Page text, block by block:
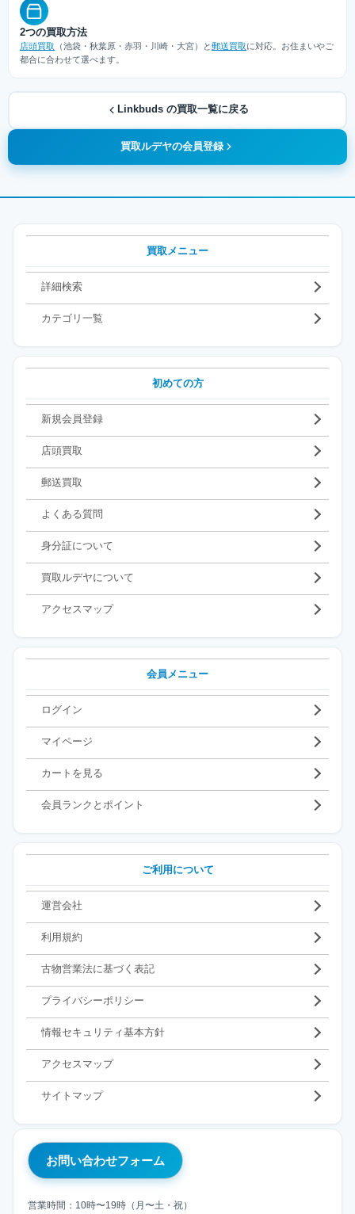
2つの買取方法
店頭買取 （池袋・秋葉原・赤羽・川崎・大宮）と郵送買取に対応。お住まいやご
都合に合わせて選べます。
Linkbuds の買取一覧に戻る
買取ルデヤの会員登録
買取メニュー
詳細検索
カテゴリ一覧
初めての方
新規会員登録
店頭買取
郵送買取
よくある質問
身分証について
買取ルデヤについて
アクセスマップ
会員メニュー
ログイン
マイページ
カートを見る
会員ランクとポイント
ご利用について
運営会社
利用規約
古物営業法に基づく表記
プライバシーポリシー
情報セキュリティ基本方針
アクセスマップ
サイトマップ
お問い合わせフォーム
営業時間：10時〜19時（月〜土・祝）